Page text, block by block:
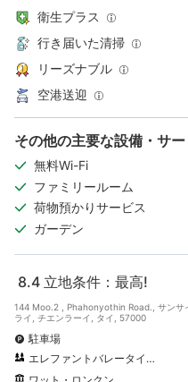
衛生プラス
行き届いた清掃
リーズナブル
空港送迎
その他の主要な設備・サ
無料Wi-Fi
ファミリールーム
荷物預かりサービス
ガーデン
8.4 立地条件：最高!
144 Moo.2 , Phahonyothin Road., サンサ
ライ, チエンラーイ, タイ, 57000
駐車場
エレファントバレータイランド